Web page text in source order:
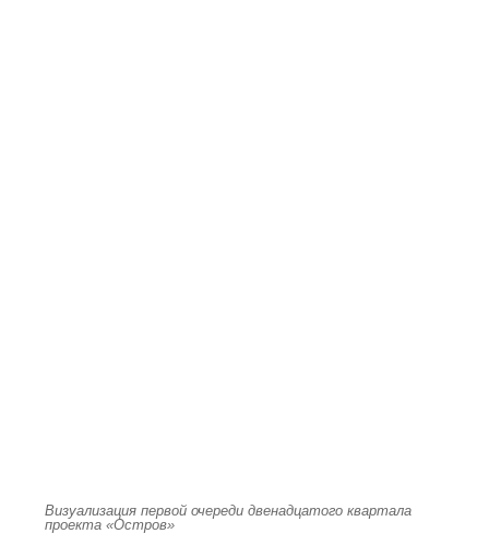
Визуализация первой очереди двенадцатого квартала
проекта «Остров»